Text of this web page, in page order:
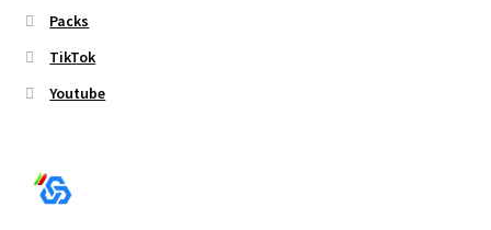
Packs
TikTok
Youtube